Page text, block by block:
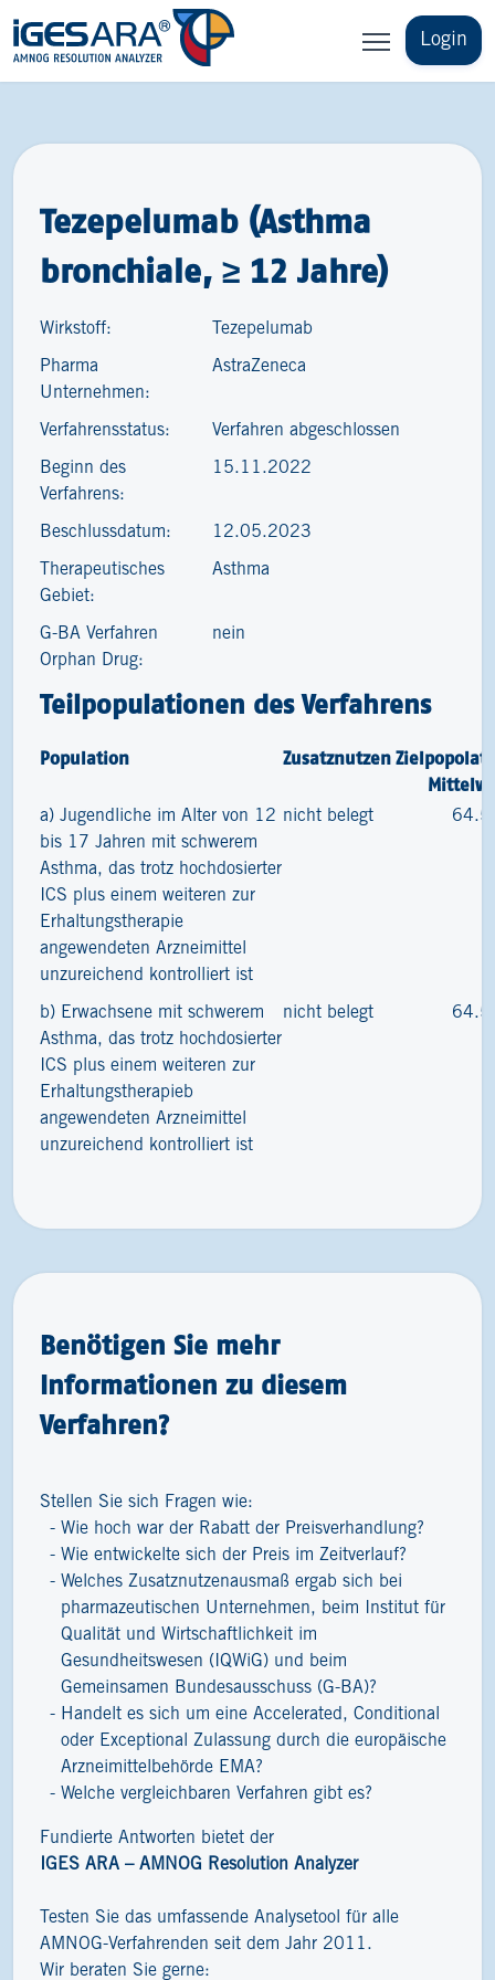
Login
Tezepelumab (Asthma
bronchiale, ≥ 12 Jahre)
Wirkstoff: Tezepelumab
Pharma
Unternehmen:
AstraZeneca
Verfahrensstatus: Verfahren abgeschlossen
Beginn des
Verfahrens:
15.11.2022
Beschlussdatum: 12.05.2023
Therapeutisches
Gebiet:
Asthma
G-BA Verfahren
Orphan Drug:
nein
Teilpopulationen des Verfahrens
Population Zusatznutzen
a) Jugendliche im Alter von 12
bis 17 Jahren mit schwerem
Asthma, das trotz hochdosierter
ICS plus einem weiteren zur
Erhaltungstherapie
angewendeten Arzneimittel
unzureichend kontrolliert ist
nicht belegt
b) Erwachsene mit schwerem
Asthma, das trotz hochdosierter
ICS plus einem weiteren zur
Erhaltungstherapieb
angewendeten Arzneimittel
unzureichend kontrolliert ist
nicht belegt
Benötigen Sie mehr
Informationen zu diesem
Verfahren?
Stellen Sie sich Fragen wie:
Wie hoch war der Rabatt der Preisverhandlung?
Wie entwickelte sich der Preis im Zeitverlauf?
Welches Zusatznutzenausmaß ergab sich bei
pharmazeutischen Unternehmen, beim Institut für
Qualität und Wirtschaftlichkeit im
Gesundheitswesen (IQWiG) und beim
Gemeinsamen Bundesausschuss (G-BA)?
Handelt es sich um eine Accelerated, Conditional
oder Exceptional Zulassung durch die europäische
Arzneimittelbehörde EMA?
Welche vergleichbaren Verfahren gibt es?
Fundierte Antworten bietet der
IGES ARA – AMNOG Resolution Analyzer
Testen Sie das umfassende Analysetool für alle
AMNOG-Verfahrenden seit dem Jahr 2011.
Wir beraten Sie gerne: